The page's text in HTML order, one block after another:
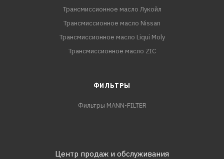
Трансмиссионное масло Лукойл
Трансмиссионное масло Nissan
Трансмиссионное масло Liqui Moly
Трансмиссионное масло ZIC
ФИЛЬТРЫ
Фильтры MANN-FILTER
Центр продаж и обслуживания